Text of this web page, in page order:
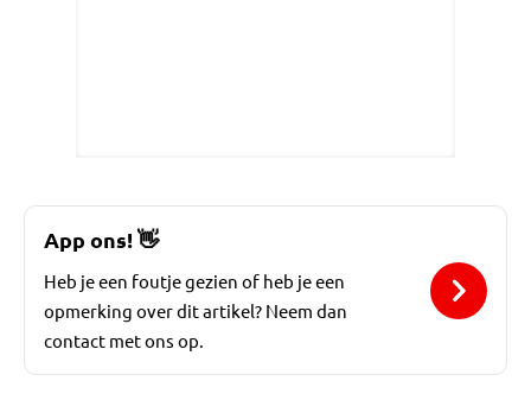
App ons!👋
Heb je een foutje gezien of heb je een
opmerking over dit artikel? Neem dan
contact met ons op.